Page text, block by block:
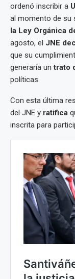
ordenó inscribir a
al momento de su
la Ley Orgánica
agosto, el JNE
que su
generaría untrato
políticas.
Con esta última
del JNE y ratifica
inscrita para